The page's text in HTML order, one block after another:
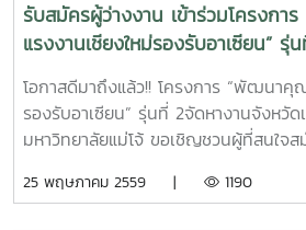
รับสมัครผู้ว่างงาน เข้าร่วมโครงก
แรงงานเชียงใหม่รองรับอาเซียน” รุ่
โอกาสดีมาถึงแล้ว!! โครงการ “พัฒนาคุ
รองรับอาเซียน” รุ่นที่ 2จัดหางานจังหวั
มหาวิทยาลัยแม่โจ้ ขอเชิญชวนผู้ที่สนใจส
ร่วมกิจกรรมโดยไม่เสียค่าใช้จ่ายใด ๆ (ฟ
25 พฤษภาคม 2559 | 1190